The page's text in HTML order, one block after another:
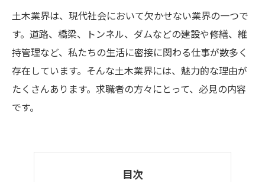
土木業界は、現代社会において欠かせない業界の一つで
す。道路、橋梁、トンネル、ダムなどの建設や修繕、維
持管理など、私たちの生活に密接に関わる仕事が数多く
存在しています。そんな土木業界には、魅力的な理由が
たくさんあります。求職者の方々にとって、必見の内容
です。
目次